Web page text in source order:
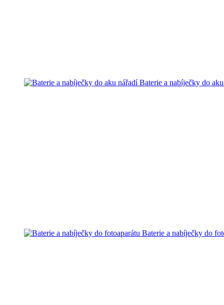
Baterie a nabíječky do
Baterie a nabíječky do